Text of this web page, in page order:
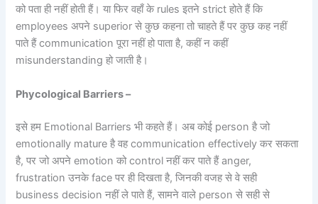
को पता ही नहीं होती हैं। या फिर वहाँ के rules इतने strict होते हैं कि
employees अपने superior से कुछ कहना तो चाहते हैं पर कुछ कह नहीं
पाते हैं communication पूरा नहीं हो पाता है, कहीं न कहीं
misunderstanding हो जाती है।
Phycological Barriers –
इसे हम Emotional Barriers भी कहते हैं। अब कोई person है जो
emotionally mature है वह communication effectively कर सकता
है, पर जो अपने emotion को control नहीं कर पाते हैं anger,
frustration उनके face पर ही दिखता है, जिनकी वजह से वे सही
business decision नहीं ले पाते हैं, सामने वाले person से सही से